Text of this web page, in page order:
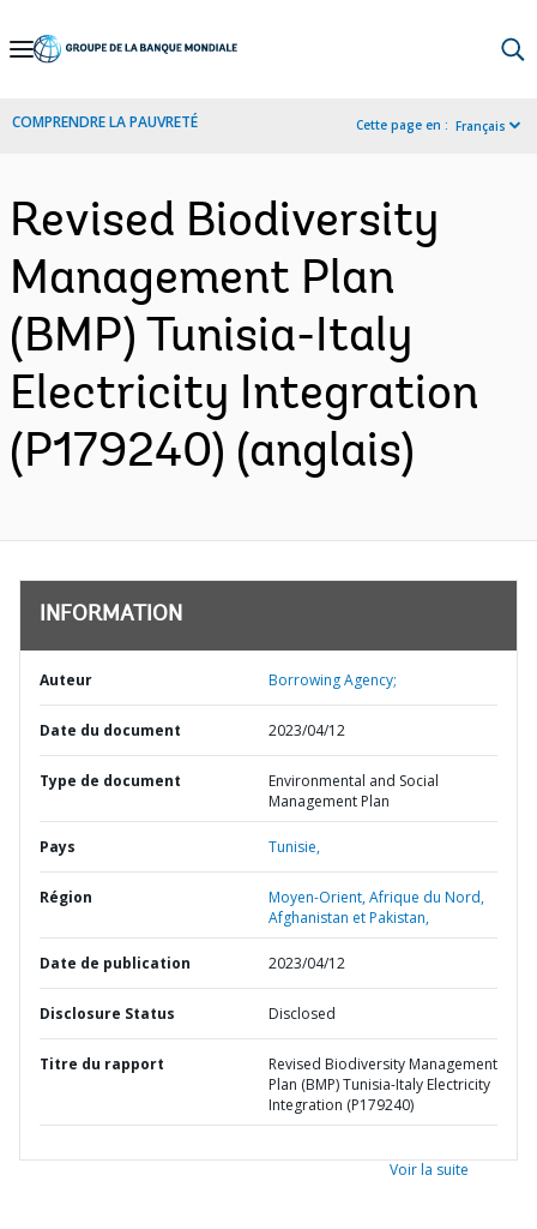
Skip
Navigation
COMPRENDRE LA PAUVRETÉ Cette page en : Français
Revised Biodiversity
Management Plan
(BMP) Tunisia-Italy
Electricity Integration
(P179240) (anglais)
INFORMATION
Auteur Borrowing Agency;
Date du document 2023/04/12
Type de document
Environmental and Social
Management Plan
Pays Tunisie,
Région
Moyen-Orient, Afrique du Nord,
Afghanistan et Pakistan,
Date de publication 2023/04/12
Disclosure Status Disclosed
Titre du rapport
Revised Biodiversity Management
Plan (BMP) Tunisia-Italy Electricity
Integration (P179240)
Voir la suite